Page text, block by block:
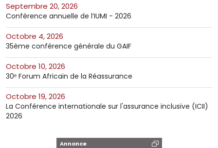
septembre 20, 2026
Conférence annuelle de l’IUMI - 2026
octobre 4, 2026
35ème conférence générale du GAIF
octobre 10, 2026
30ᵉ Forum Africain de la Réassurance
octobre 19, 2026
La Conférence internationale sur l'assurance inclusive (ICII)
2026
Annonce